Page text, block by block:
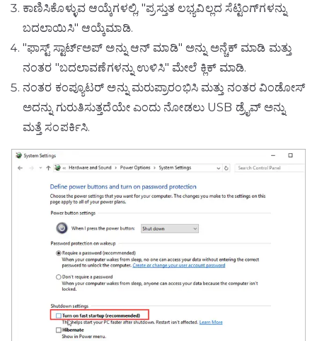
ಕಾಣಿಸಿಕೊಳ್ಳುವ ಆಯ್ಕೆಗಳಲ್ಲಿ, "ಪ್ರಸ್ತುತ ಲಭ್ಯವಿಲ್ಲದ ಸೆಟ್ಟಿಂಗ್‌ಗಳನ್ನು
ಬದಲಾಯಿಸಿ" ಆಯ್ಕೆಮಾಡಿ.
"ಫಾಸ್ಟ್ ಸ್ಟಾರ್ಟ್ಅಪ್ ಅನ್ನು ಆನ್ ಮಾಡಿ" ಅನ್ನು ಅನ್ಚೆಕ್ ಮಾಡಿ ಮತ್ತು
ನಂತರ "ಬದಲಾವಣೆಗಳನ್ನು ಉಳಿಸಿ" ಮೇಲೆ ಕ್ಲಿಕ್ ಮಾಡಿ.
ನಂತರ ಕಂಪ್ಯೂಟರ್ ಅನ್ನು ಮರುಪ್ರಾರಂಭಿಸಿ ಮತ್ತು ನಂತರ ವಿಂಡೋಸ್
ಅದನ್ನು ಗುರುತಿಸುತ್ತದೆಯೇ ಎಂದು ನೋಡಲು USB ಡ್ರೈವ್ ಅನ್ನು
ಮತ್ತೆ ಸಂಪರ್ಕಿಸಿ.